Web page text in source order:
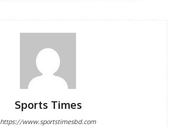
Sports Times
https://www.sportstimesbd.com